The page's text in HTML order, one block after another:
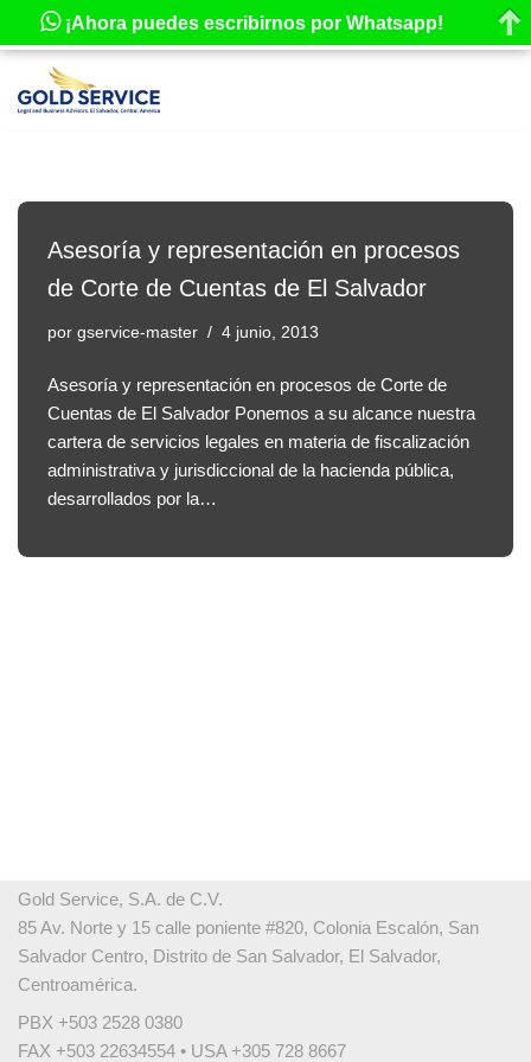
Saltar
Asesoría y representación en procesos
de Corte de Cuentas de El Salvador
por gservice-master 4 junio, 2013
Asesoría y representación en procesos de Corte de
Cuentas de El Salvador Ponemos a su alcance nuestra
cartera de servicios legales en materia de fiscalización
administrativa y jurisdiccional de la hacienda pública,
desarrollados por la…
Gold Service, S.A. de C.V.
85 Av. Norte y 15 calle poniente #820, Colonia Escalón, San
Salvador Centro, Distrito de San Salvador, El Salvador,
Centroamérica.
PBX +503 2528 0380
FAX +503 22634554 • USA +305 728 8667
¡Ahora puedes escribirnos por Whatsapp!